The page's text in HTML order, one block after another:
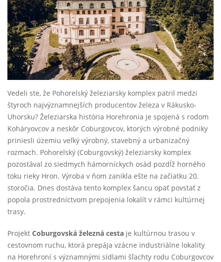
Vedeli ste, že Pohorelský železiarsky komplex patril medzi
štyroch najvýznamnejších producentov železa v Rákusko-
Uhorsku? Železiarska história Horehronia je spojená s rodom
Koháryovcov a neskôr Coburgovcov, ktorých výrobné podniky
priniesli územiu veľký výrobný, stavebný a urbanizačný
rozmach. Pohorelský (Coburgovský) železiarsky komplex
pozostával zo siedmych hámorníckych osád pozdĺž horného
toku rieky Hron. Výroba v ňom zanikla ešte na začiatku 20.
storočia. Dnes dostáva tento komplex šancu opäť povstať z
popola prostredníctvom prepojenia lokalít v rámci kultúrnej
trasy.
Projekt Coburgovská železná cesta je kultúrnou trasou v
cestovnom ruchu, ktorá prepája vzácne industriálne lokality
na Horehroní s významnými sídlami šľachty rodu Coburgovcov